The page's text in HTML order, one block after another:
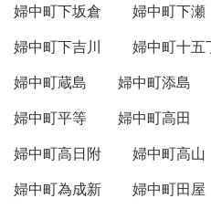
婦中町下坂倉
婦中町下瀬
婦中町下吉川
婦中町十五
婦中町蔵島
婦中町添島
婦中町平等
婦中町高田
婦中町高日附
婦中町高山
婦中町為成新
婦中町田屋